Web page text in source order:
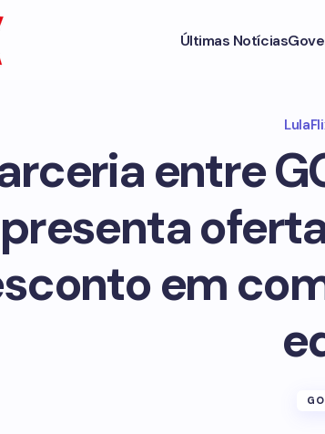
Últimas Notícias
entre
em